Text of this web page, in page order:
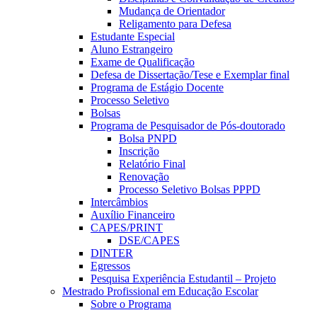
Mudança de Orientador
Religamento para Defesa
Estudante Especial
Aluno Estrangeiro
Exame de Qualificação
Defesa de Dissertação/Tese e Exemplar final
Programa de Estágio Docente
Processo Seletivo
Bolsas
Programa de Pesquisador de Pós-doutorado
Bolsa PNPD
Inscrição
Relatório Final
Renovação
Processo Seletivo Bolsas PPPD
Intercâmbios
Auxílio Financeiro
CAPES/PRINT
DSE/CAPES
DINTER
Egressos
Pesquisa Experiência Estudantil – Projeto
Mestrado Profissional em Educação Escolar
Sobre o Programa